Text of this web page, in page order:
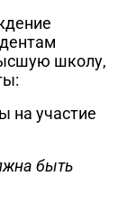
школу,
на участие
быть